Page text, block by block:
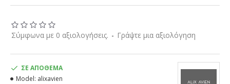
Σύμφωνα με 0 αξιολογήσεις. - Γράψτε μια αξιολόγηση
ΣΕ ΑΠΌΘΕΜΑ
Model: alixavien